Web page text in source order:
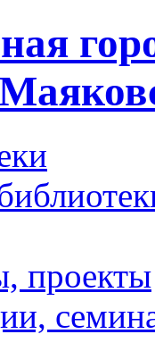
проекты